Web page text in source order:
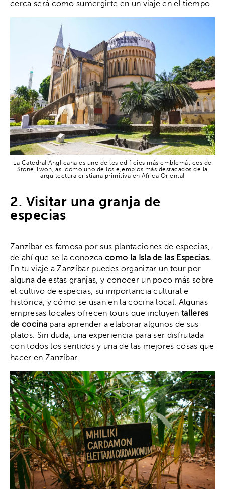
cerca será como sumergirte en un viaje en el tiempo.
La Catedral Anglicana es uno de los edificios más emblemáticos de
Stone Twon, así como uno de los ejemplos más destacados de la
arquitectura cristiana primitiva en África Oriental
2. Visitar una granja de
especias
Zanzíbar es famosa por sus plantaciones de especias,
de ahí que se la conozcacomo la Isla de las Especias.
En tu viaje a Zanzíbar puedes organizar un tour por
alguna de estas granjas, y conocer un poco más sobre
el cultivo de especias, su importancia cultural e
histórica, y cómo se usan en la cocina local. Algunas
empresas locales ofrecen tours que incluyentalleres
de cocinapara aprender a elaborar algunos de sus
platos. Sin duda, una experiencia para ser disfrutada
con todos los sentidos y una de las mejores cosas que
hacer en Zanzíbar.